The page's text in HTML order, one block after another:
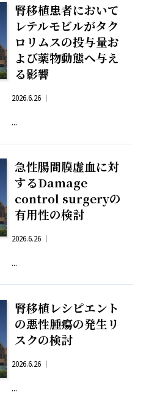
腎移植患者において
レテルモビルがタク
ロリムスの投与量お
よび薬物動態へ与え
る影響
2026.6.26 ｜
...
急性腸間膜虚血に対
するDamage
control surgeryの
有用性の検討
2026.6.26 ｜
...
腎移植レシピエント
の悪性腫瘍の発生リ
スクの検討
2026.6.26 ｜
...